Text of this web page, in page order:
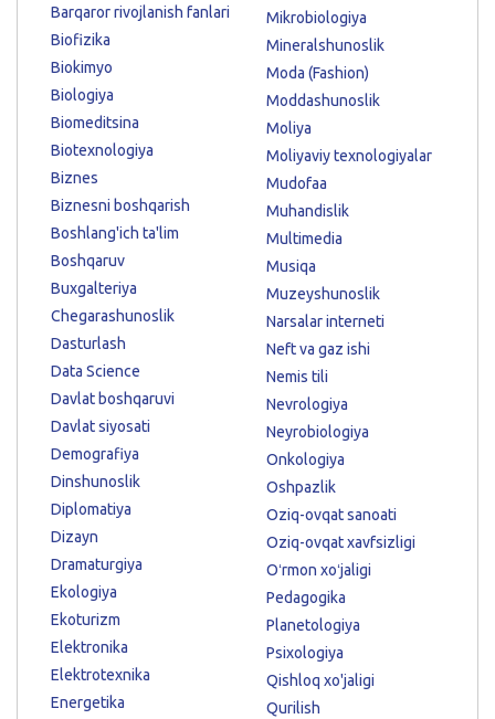
Barqaror rivojlanish fanlari
Biofizika
Biokimyo
Biologiya
Biomeditsina
Biotexnologiya
Biznes
Biznesni boshqarish
Boshlang'ich ta'lim
Boshqaruv
Buxgalteriya
Chegarashunoslik
Dasturlash
Data Science
Davlat boshqaruvi
Davlat siyosati
Demografiya
Dinshunoslik
Diplomatiya
Dizayn
Dramaturgiya
Ekologiya
Ekoturizm
Elektronika
Elektrotexnika
Energetika
Mikrobiologiya
Mineralshunoslik
Moda (Fashion)
Moddashunoslik
Moliya
Moliyaviy texnologiyalar
Mudofaa
Muhandislik
Multimedia
Musiqa
Muzeyshunoslik
Narsalar interneti
Neft va gaz ishi
Nemis tili
Nevrologiya
Neyrobiologiya
Onkologiya
Oshpazlik
Oziq-ovqat sanoati
Oziq-ovqat xavfsizligi
Oʻrmon xoʻjaligi
Pedagogika
Planetologiya
Psixologiya
Qishloq xo'jaligi
Qurilish